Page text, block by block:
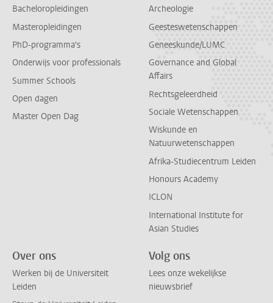
Bacheloropleidingen
Masteropleidingen
PhD-programma's
Onderwijs voor professionals
Summer Schools
Open dagen
Master Open Dag
Archeologie
Geesteswetenschappen
Geneeskunde/LUMC
Governance and Global
Affairs
Rechtsgeleerdheid
Sociale Wetenschappen
Wiskunde en
Natuurwetenschappen
Afrika-Studiecentrum Leiden
Honours Academy
ICLON
International Institute for
Asian Studies
Over ons
Werken bij de Universiteit
Leiden
Volg ons
Lees onze wekelijkse
nieuwsbrief